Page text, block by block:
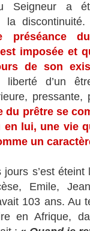
Seigneur a
la
préséance
imposée et
de son
d’un
du prêtre se
en lui, une vie
un
s’est
Emile,
103 ans. Au
en Afrique,